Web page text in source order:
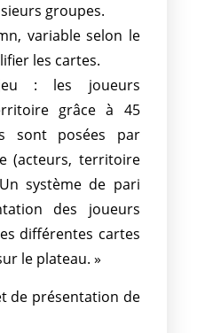
groupes.
variable selon le
les cartes.
: les joueurs
grâce à 45
sont posées par
(acteurs, territoire
système de pari
des joueurs
différentes cartes
le plateau. »
de présentation de